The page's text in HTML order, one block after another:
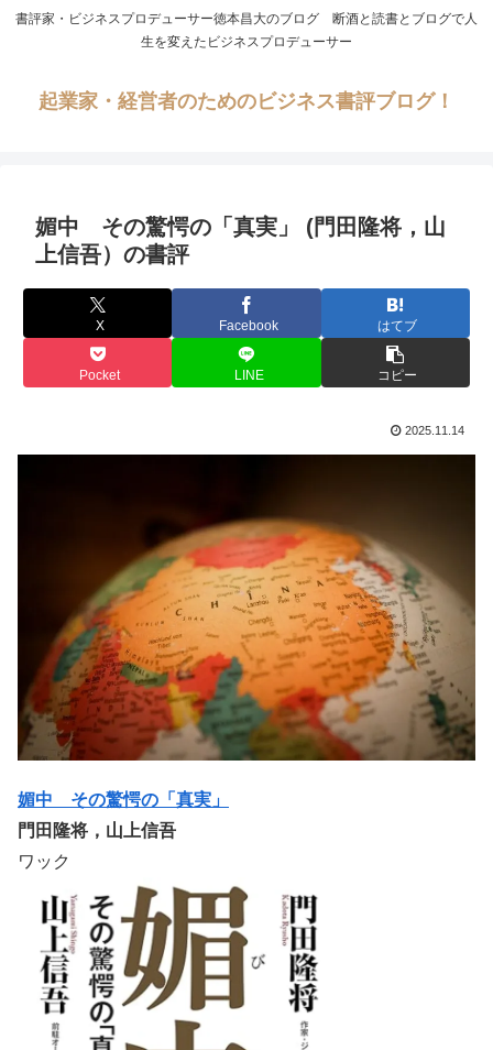
書評家・ビジネスプロデューサー徳本昌大のブログ 断酒と読書とブログで人
生を変えたビジネスプロデューサー
起業家・経営者のためのビジネス書評ブログ！
媚中 その驚愕の「真実」 (門田隆将，山
上信吾）の書評
X Facebook はてブ
Pocket LINE コピー
2025.11.14
媚中 その驚愕の「真実」
門田隆将，山上信吾
ワック